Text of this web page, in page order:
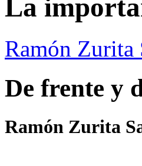
La
Ramón Zurita
De frente y
Ramón Zurita